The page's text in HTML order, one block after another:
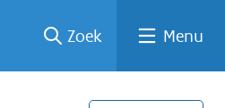
Zoek Menu